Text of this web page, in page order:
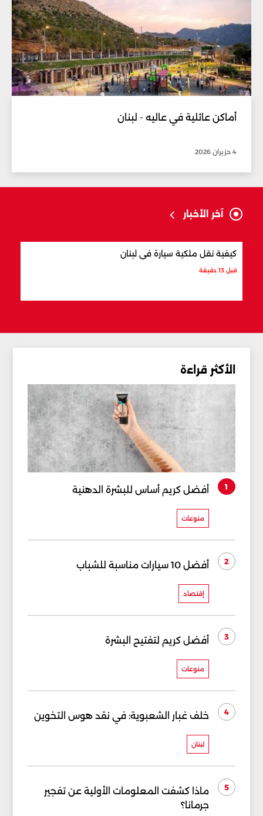
أماكن عائلية في عاليه - لبنان
4 حزيران 2026
آخر الأخبار
كيفية نقل ملكية سيارة في لبنان
قبل 13 دقيقة
الأكثر قراءة
1 أفضل كريم أساس للبشرة الدهنية
منوعات
2 أفضل 10 سيارات مناسبة للشباب
إقتصاد
3 أفضل كريم لتفتيح البشرة
منوعات
4 خلف غبار الشعبوية: في نقد هوس التخوين
لبنان
5
ماذا كشفت المعلومات الأولية عن تفجير
جرمانا؟